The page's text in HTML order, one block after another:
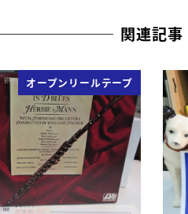
関連記事
オープンリールテープ